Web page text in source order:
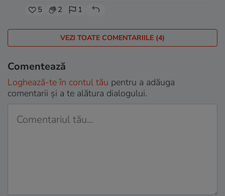
5 2 1
VEZI TOATE COMENTARIILE (4)
Comentează
Loghează-te în contul tău pentru a adăuga
comentarii și a te alătura dialogului.